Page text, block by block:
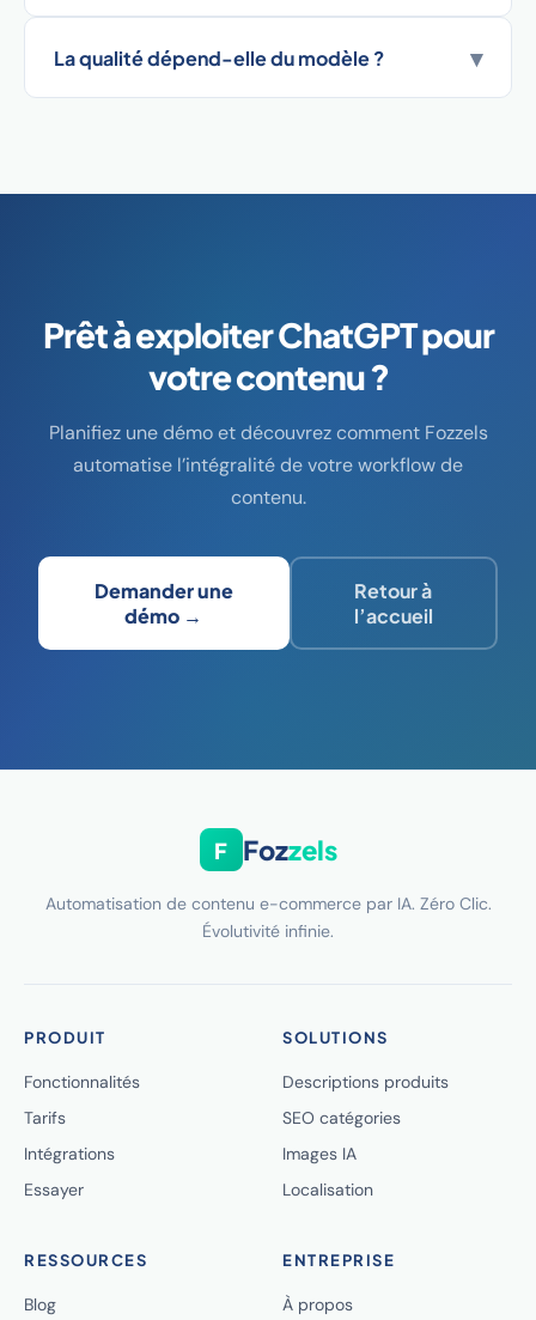
La qualité dépend-elle du modèle ? ▾
Prêt à exploiter ChatGPT pour
votre contenu ?
Planifiez une démo et découvrez comment Fozzels
automatise l’intégralité de votre workflow de
contenu.
Demander une
démo →
Retour à
l’accueil
F Fozzels
Automatisation de contenu e-commerce par IA. Zéro Clic.
Évolutivité infinie.
PRODUIT
Fonctionnalités
Tarifs
Intégrations
Essayer
SOLUTIONS
Descriptions produits
SEO catégories
Images IA
Localisation
RESSOURCES
Blog
ENTREPRISE
À propos